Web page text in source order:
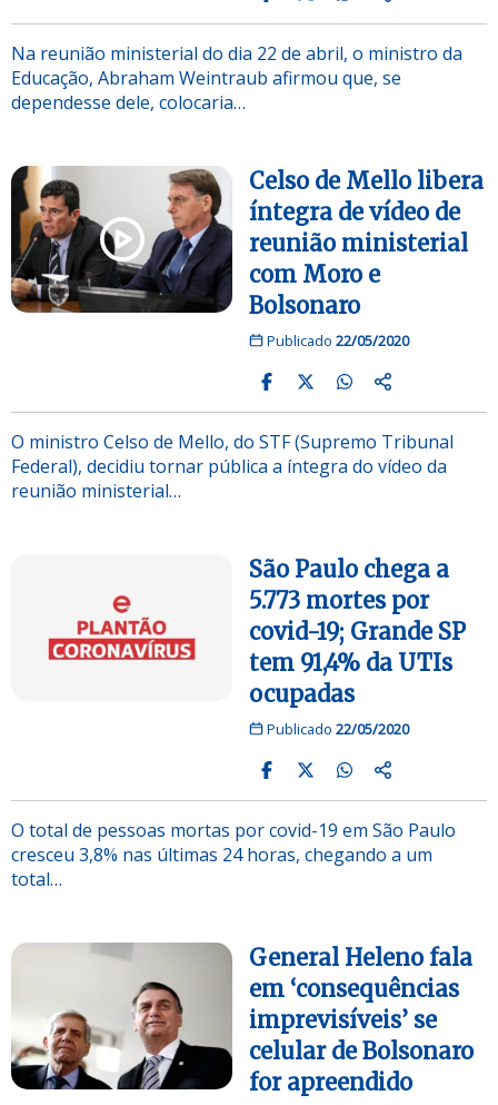
Na reunião ministerial do dia 22 de abril, o ministro da
Educação, Abraham Weintraub afirmou que, se
dependesse dele, colocaria…
Celso de Mello libera
íntegra de vídeo de
reunião ministerial
com Moro e
Bolsonaro
Publicado 22/05/2020
O ministro Celso de Mello, do STF (Supremo Tribunal
Federal), decidiu tornar pública a íntegra do vídeo da
reunião ministerial…
São Paulo chega a
5.773 mortes por
covid-19; Grande SP
tem 91,4% da UTIs
ocupadas
Publicado 22/05/2020
O total de pessoas mortas por covid-19 em São Paulo
cresceu 3,8% nas últimas 24 horas, chegando a um
total…
General Heleno fala
em ‘consequências
imprevisíveis’ se
celular de Bolsonaro
for apreendido